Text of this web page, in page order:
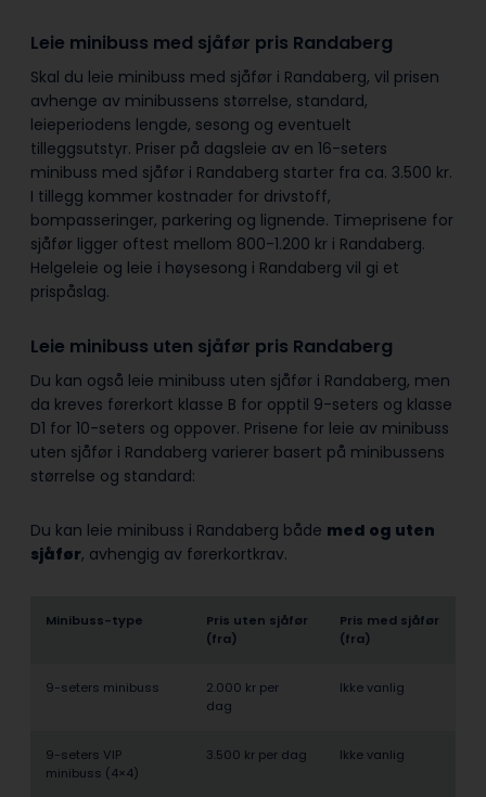
Leie minibuss med sjåfør pris Randaberg
Skal du leie minibuss med sjåfør i Randaberg, vil prisen
avhenge av minibussens størrelse, standard,
leieperiodens lengde, sesong og eventuelt
tilleggsutstyr. Priser på dagsleie av en 16-seters
minibuss med sjåfør i Randaberg starter fra ca. 3.500 kr.
I tillegg kommer kostnader for drivstoff,
bompasseringer, parkering og lignende. Timeprisene for
sjåfør ligger oftest mellom 800-1.200 kr i Randaberg.
Helgeleie og leie i høysesong i Randaberg vil gi et
prispåslag.
Leie minibuss uten sjåfør pris Randaberg
Du kan også leie minibuss uten sjåfør i Randaberg, men
da kreves førerkort klasse B for opptil 9-seters og klasse
D1 for 10-seters og oppover. Prisene for leie av minibuss
uten sjåfør i Randaberg varierer basert på minibussens
størrelse og standard:
Du kan leie minibuss i Randaberg både med og uten
sjåfør, avhengig av førerkortkrav.
Minibuss-type
Pris uten sjåfør
(fra)
Pris med sjåfør
(fra)
9-seters minibuss
2.000 kr per
dag
Ikke vanlig
9-seters VIP
minibuss (4×4)
3.500 kr per dag Ikke vanlig